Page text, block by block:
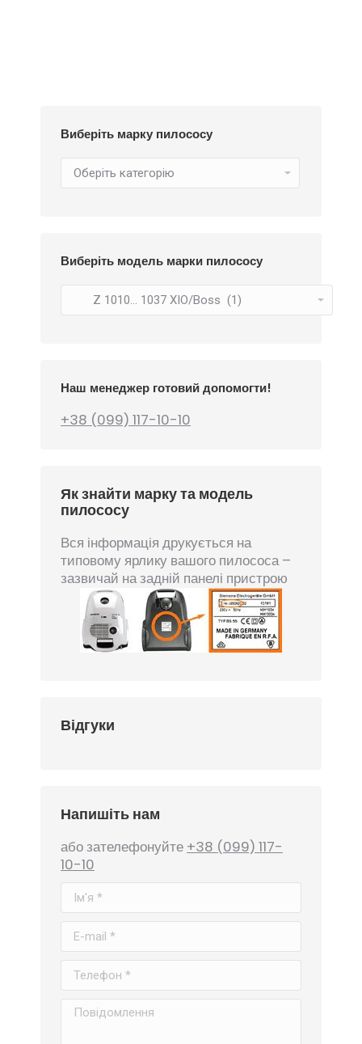
Виберіть марку пилососу
Виберіть модель марки пилососу
Наш менеджер готовий допомогти!
+38 (099) 117-10-10
Як знайти марку та модель
пилососу
Вся інформація друкується на
типовому ярлику вашого пилососа –
зазвичай на задній панелі пристрою
Відгуки
Напишіть нам
або зателефонуйте +38 (099) 117-
10-10
Ім'я *
E-mail *
Телефон *
Повідомлення